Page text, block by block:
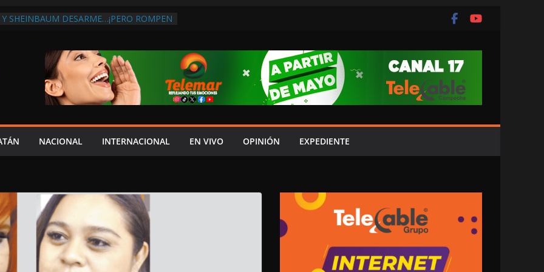
SHEINBAUM DESARME…¡PERO ROMPEN
DISCURSO DE LAYDA AL REVELAR QUE
LA PEOR CAÍDA DE
DEL PAÍS, POR PÉSIMA RECAUDACIÓN
POLÍTICAS EN
ASUME CULPA DEL HIJO?
SOBRE LA CARRETERA LIBRE
NACIONAL INTERNACIONAL EN VIVO OPINIÓN EXPEDIENTE